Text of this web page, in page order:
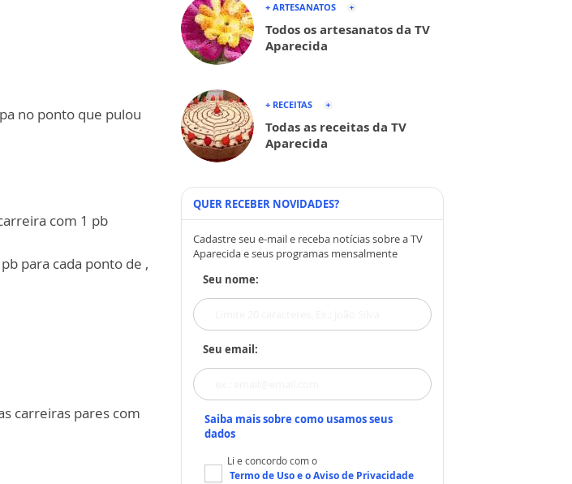
no ponto que pulou
com 1 pb
para cada ponto de ,
carreiras pares com
+ ARTESANATOS
Todos os artesanatos da TV
Aparecida
+ RECEITAS
Todas as receitas da TV
Aparecida
QUER RECEBER NOVIDADES?
Cadastre seu e-mail e receba notícias sobre a TV
Aparecida e seus programas mensalmente
Seu nome:
Seu email:
Saiba mais sobre como usamos seus
dados
Li e concordo com o
Termo de Usoe oAviso de Privacidade